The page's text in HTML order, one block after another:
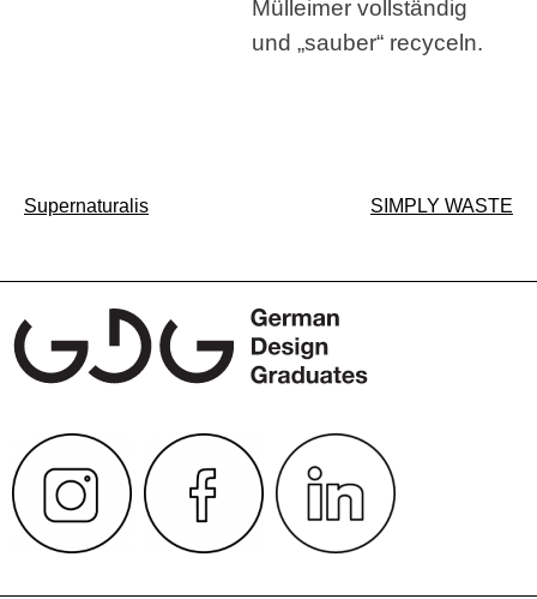
Mülleimer vollständig
und „sauber“ recyceln.
Beitragsnavigation
Supernaturalis SIMPLY WASTE